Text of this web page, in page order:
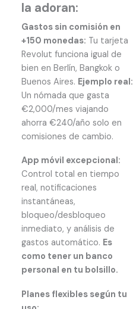
la adoran:
Gastos sin comisión en
+150 monedas: Tu tarjeta
Revolut funciona igual de
bien en Berlín, Bangkok o
Buenos Aires. Ejemplo real:
Un nómada que gasta
€2,000/mes viajando
ahorra €240/año solo en
comisiones de cambio.
App móvil excepcional:
Control total en tiempo
real, notificaciones
instantáneas,
bloqueo/desbloqueo
inmediato, y análisis de
gastos automático. Es
como tener un banco
personal en tu bolsillo.
Planes flexibles según tu